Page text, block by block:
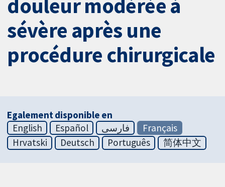
douleur modérée à
sévère après une
procédure chirurgicale
Egalement disponible en
English
Español فارسی
Français
Hrvatski
Deutsch Português 简体中文